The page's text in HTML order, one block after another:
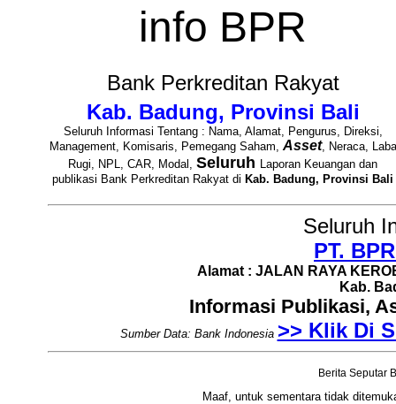
info BPR
Bank Perkreditan Rakyat
Kab. Badung, Provinsi Bali
Seluruh Informasi Tentang : Nama, Alamat, Pengurus, Direksi,
Management, Komisaris, Pemegang Saham,Asset, Neraca, Laba
Rugi, NPL, CAR, Modal, Seluruh Laporan Keuangan dan
publikasi Bank Perkreditan Rakyat di Kab. Badung, Provinsi Bali
Seluruh
PT.
Alamat : JALAN RAYA
Kab.
Informasi Publikasi,
Sumber Data: Bank Indonesia >> Klik Di
Berita Seputar
Maaf, untuk sementara tidak